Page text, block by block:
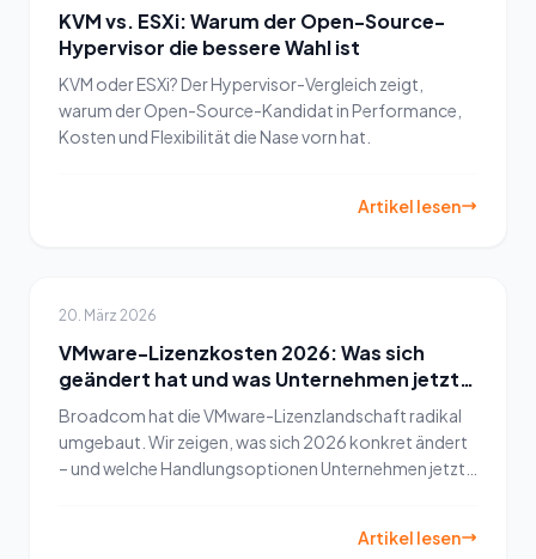
KVM vs. ESXi: Warum der Open-Source-
Hypervisor die bessere Wahl ist
KVM oder ESXi? Der Hypervisor-Vergleich zeigt,
warum der Open-Source-Kandidat in Performance,
Kosten und Flexibilität die Nase vorn hat.
Artikel lesen
20. März 2026
VMware-Lizenzkosten 2026: Was sich
geändert hat und was Unternehmen jetzt
tun müssen
Broadcom hat die VMware-Lizenzlandschaft radikal
umgebaut. Wir zeigen, was sich 2026 konkret ändert
– und welche Handlungsoptionen Unternehmen jetzt
Artikel lesen